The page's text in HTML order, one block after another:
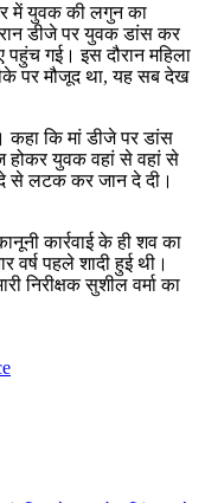
में युवक की लगुन का
डीजे पर युवक डांस कर
गई। इस दौरान महिला
पर मौजूद था, यह सब देख
कि मां डीजे पर डांस
होकर युवक वहां से वहां से
से लटक कर जान दे दी।
कार्रवाई के ही शव का
वर्ष पहले शादी हुई थी।
निरीक्षक सुशील वर्मा का